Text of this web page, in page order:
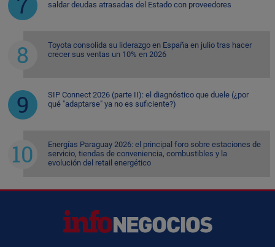
saldar deudas atrasadas del Estado con proveedores
Toyota consolida su liderazgo en España en julio tras hacer
crecer sus ventas un 10% en 2026
SIP Connect 2026 (parte II): el diagnóstico que duele (¿por
qué "adaptarse" ya no es suficiente?)
Energías Paraguay 2026: el principal foro sobre estaciones de
servicio, tiendas de conveniencia, combustibles y la
evolución del retail energético